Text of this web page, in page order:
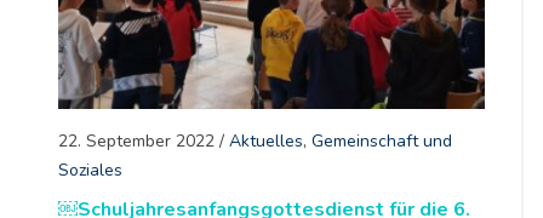
22. September 2022/ Aktuelles, Gemeinschaft und
Soziales
￼Schuljahresanfangsgottesdienst für die 6.